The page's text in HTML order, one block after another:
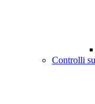
Controlli